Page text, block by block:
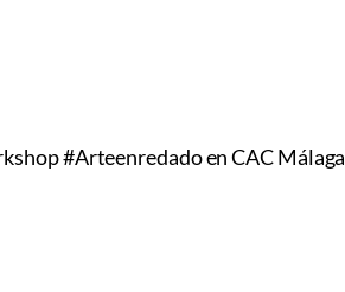
#Arteenredado en CAC Málaga